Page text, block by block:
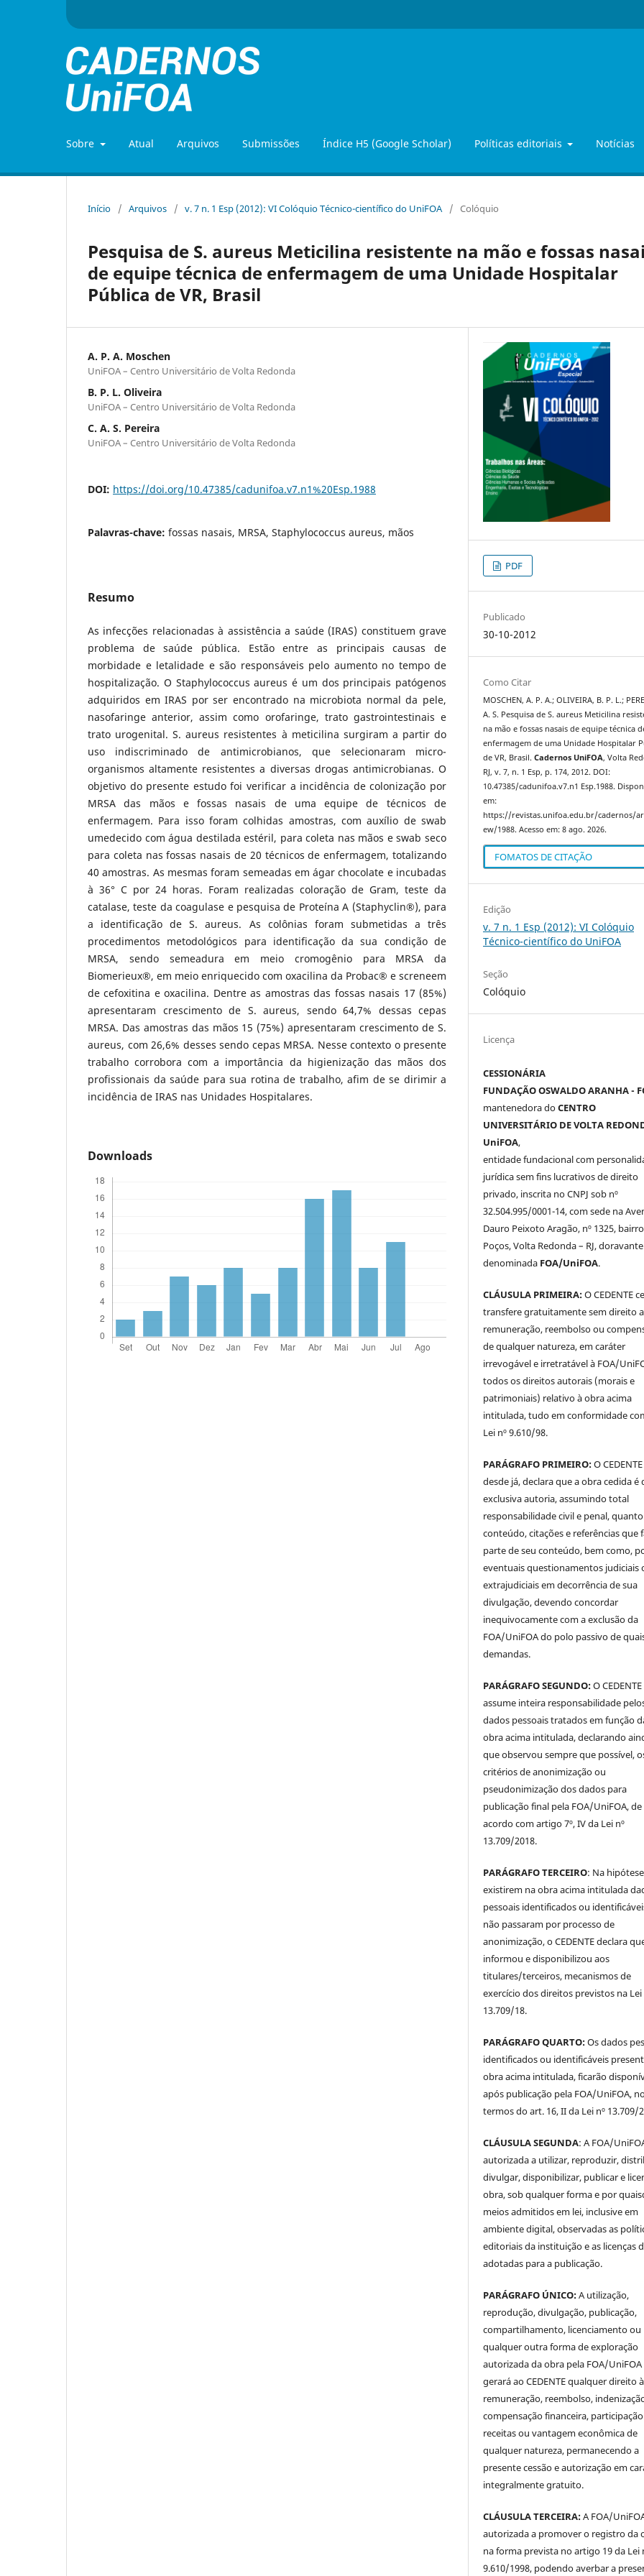
Sobre Atual Arquivos Submissões Índice H5 (Google Scholar) Políticas editoriais Notícias
Início / Arquivos / v. 7 n. 1 Esp (2012): VI Colóquio Técnico-científico do UniFOA / Colóquio
Pesquisa de S. aureus Meticilina resistente na mão e fossas
de equipe técnica de enfermagem de uma Unidade Hospitalar
Pública de VR, Brasil
A. P. A. Moschen
UniFOA – Centro Universitário de Volta Redonda
B. P. L. Oliveira
UniFOA – Centro Universitário de Volta Redonda
C. A. S. Pereira
UniFOA – Centro Universitário de Volta Redonda
DOI: https://doi.org/10.47385/cadunifoa.v7.n1%20Esp.1988
Palavras-chave: fossas nasais, MRSA, Staphylococcus aureus, mãos
Resumo
As infecções relacionadas à assistência a saúde (IRAS) constituem grave
problema de saúde pública. Estão entre as principais causas de
morbidade e letalidade e são responsáveis pelo aumento no tempo de
hospitalização. O Staphylococcus aureus é um dos principais patógenos
adquiridos em IRAS por ser encontrado na microbiota normal da pele,
nasofaringe anterior, assim como orofaringe, trato gastrointestinais e
trato urogenital. S. aureus resistentes à meticilina surgiram a partir do
uso indiscriminado de antimicrobianos, que selecionaram micro-
organismos altamente resistentes a diversas drogas antimicrobianas. O
objetivo do presente estudo foi verificar a incidência de colonização por
MRSA das mãos e fossas nasais de uma equipe de técnicos de
enfermagem. Para isso foram colhidas amostras, com auxílio de swab
umedecido com água destilada estéril, para coleta nas mãos e swab seco
para coleta nas fossas nasais de 20 técnicos de enfermagem, totalizando
40 amostras. As mesmas foram semeadas em ágar chocolate e incubadas
à 36° C por 24 horas. Foram realizadas coloração de Gram, teste da
catalase, teste da coagulase e pesquisa de Proteína A (Staphyclin®), para
a identificação de S. aureus. As colônias foram submetidas a três
procedimentos metodológicos para identificação da sua condição de
MRSA, sendo semeadura em meio cromogênio para MRSA da
Biomerieux®, em meio enriquecido com oxacilina da Probac® e screneem
de cefoxitina e oxacilina. Dentre as amostras das fossas nasais 17 (85%)
apresentaram crescimento de S. aureus, sendo 64,7% dessas cepas
MRSA. Das amostras das mãos 15 (75%) apresentaram crescimento de S.
aureus, com 26,6% desses sendo cepas MRSA. Nesse contexto o presente
trabalho corrobora com a importância da higienização das mãos dos
profissionais da saúde para sua rotina de trabalho, afim de se dirimir a
incidência de IRAS nas Unidades Hospitalares.
Downloads
PDF
Publicado
30-10-2012
Como Citar
MOSCHEN, A. P. A.; OLIVEIRA, B. P. L.;
A. S. Pesquisa de S. aureus Meticilina
na mão e fossas nasais de equipe técnica
enfermagem de uma Unidade Hospitalar
de VR, Brasil.Cadernos UniFOA, Volta
RJ, v. 7, n. 1 Esp, p. 174, 2012. DOI:
10.47385/cadunifoa.v7.n1 Esp.1988.
em:
https://revistas.unifoa.edu.br/cadernos/
ew/1988. Acesso em: 8 ago. 2026.
FOMATOS DE CITAÇÃO
Edição
v. 7 n. 1 Esp (2012): VI Colóquio
Técnico-científico do UniFOA
Seção
Colóquio
Licença
CESSIONÁRIA
FUNDAÇÃO OSWALDO ARANHA -
mantenedora doCENTRO
UNIVERSITÁRIO DE VOLTA
UniFOA,
entidade fundacional com
jurídica sem fins lucrativos de direito
privado, inscrita no CNPJ sob nº
32.504.995/0001-14, com sede na
Dauro Peixoto Aragão, nº 1325,
Poços, Volta Redonda – RJ, doravante
denominada FOA/UniFOA.
CLÁUSULA PRIMEIRA:O CEDENTE
transfere gratuitamente sem direito a
remuneração, reembolso ou
de qualquer natureza, em caráter
irrevogável e irretratável à FOA/
todos os direitos autorais (morais e
patrimoniais) relativo à obra acima
intitulada, tudo em conformidade
Lei nº 9.610/98.
PARÁGRAFO PRIMEIRO:O CEDENTE
desde já, declara que a obra cedida é
exclusiva autoria, assumindo total
responsabilidade civil e penal,
conteúdo, citações e referências que
parte de seu conteúdo, bem como,
eventuais questionamentos judiciais
extrajudiciais em decorrência de sua
divulgação, devendo concordar
inequivocamente com a exclusão da
FOA/UniFOA do polo passivo de
demandas.
PARÁGRAFO SEGUNDO:O CEDENTE
assume inteira responsabilidade
dados pessoais tratados em função
obra acima intitulada, declarando
que observou sempre que possível,
critérios de anonimização ou
pseudonimização dos dados para
publicação final pela FOA/UniFOA, de
acordo com artigo 7º, IV da Lei nº
13.709/2018.
PARÁGRAFO TERCEIRO: Na
existirem na obra acima intitulada
pessoais identificados ou
não passaram por processo de
anonimização, o CEDENTE declara
informou e disponibilizou aos
titulares/terceiros, mecanismos de
exercício dos direitos previstos na Lei
13.709/18.
PARÁGRAFO QUARTO:Os dados
identificados ou identificáveis
obra acima intitulada, ficarão
após publicação pela FOA/UniFOA,
termos do art. 16, II da Lei nº 13.709/
CLÁUSULA SEGUNDA: A FOA/
autorizada a utilizar, reproduzir,
divulgar, disponibilizar, publicar e
obra, sob qualquer forma e por
meios admitidos em lei, inclusive em
ambiente digital, observadas as
editoriais da instituição e as licenças
adotadas para a publicação.
PARÁGRAFO ÚNICO:A utilização,
reprodução, divulgação, publicação,
compartilhamento, licenciamento ou
qualquer outra forma de exploração
autorizada da obra pela FOA/
gerará ao CEDENTE qualquer direito à
remuneração, reembolso,
compensação financeira,
receitas ou vantagem econômica de
qualquer natureza, permanecendo a
presente cessão e autorização em
integralmente gratuito.
CLÁUSULA TERCEIRA:A FOA/
autorizada a promover o registro da
na forma prevista no artigo 19 da Lei
9.610/1998, podendo averbar a